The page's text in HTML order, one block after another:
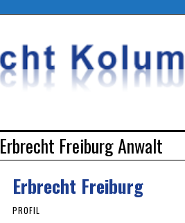
Erbrecht Freiburg Anwalt
Erbrecht Freiburg
PROFIL